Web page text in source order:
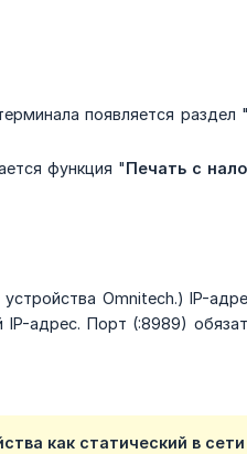
появляется раздел
функция "Печать с
Omnitech.) IP-
IP-адрес. Порт (:8989)
как статический в сети